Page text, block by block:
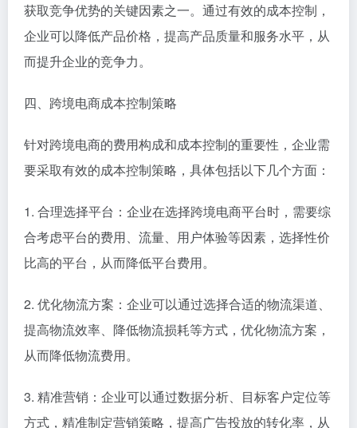
获取竞争优势的关键因素之一。通过有效的成本控制，
企业可以降低产品价格，提高产品质量和服务水平，从
而提升企业的竞争力。
四、跨境电商成本控制策略
针对跨境电商的费用构成和成本控制的重要性，企业需
要采取有效的成本控制策略，具体包括以下几个方面：
1. 合理选择平台：企业在选择跨境电商平台时，需要综
合考虑平台的费用、流量、用户体验等因素，选择性价
比高的平台，从而降低平台费用。
2. 优化物流方案：企业可以通过选择合适的物流渠道、
提高物流效率、降低物流损耗等方式，优化物流方案，
从而降低物流费用。
3. 精准营销：企业可以通过数据分析、目标客户定位等
方式，精准制定营销策略，提高广告投放的转化率，从